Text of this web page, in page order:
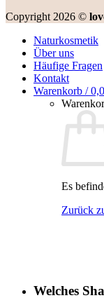
Copyright 2026 ©
Naturkosmetik
Über uns
Häufige Fragen
Kontakt
Warenkorb /
Es
Zurück
Welches